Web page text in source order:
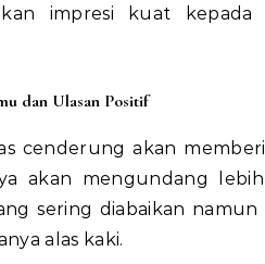
impresi kuat
dan Ulasan Positif
cenderung akan
akan mengundang
sering diabaikan
alas kaki.